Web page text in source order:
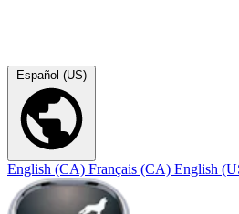
Español (US)
English (CA) Français (CA) English